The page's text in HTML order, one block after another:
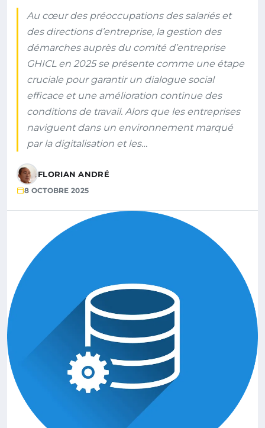
Au cœur des préoccupations des salariés et
des directions d’entreprise, la gestion des
démarches auprès du comité d’entreprise
GHICL en 2025 se présente comme une étape
cruciale pour garantir un dialogue social
efficace et une amélioration continue des
conditions de travail. Alors que les entreprises
naviguent dans un environnement marqué
par la digitalisation et les…
FLORIAN ANDRÉ
8 OCTOBRE 2025